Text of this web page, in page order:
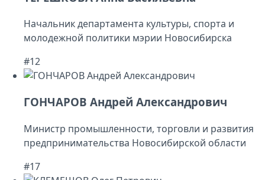
Начальник департамента культуры, спорта и
молодежной политики мэрии Новосибирска
#12
ГОНЧАРОВ Андрей Александрович
Министр промышленности, торговли и развития
предпринимательства Новосибирской области
#17